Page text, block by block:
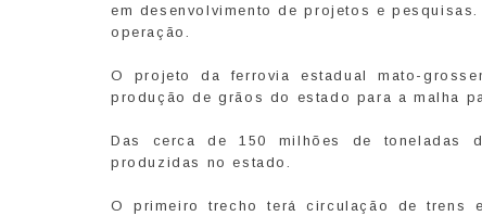
em desenvolvimento de projetos e
operação.
O projeto da ferrovia estadual mato-
produção de grãos do estado para a malha
Das cerca de 150 milhões de toneladas
produzidas no estado.
O primeiro trecho terá circulação de trens